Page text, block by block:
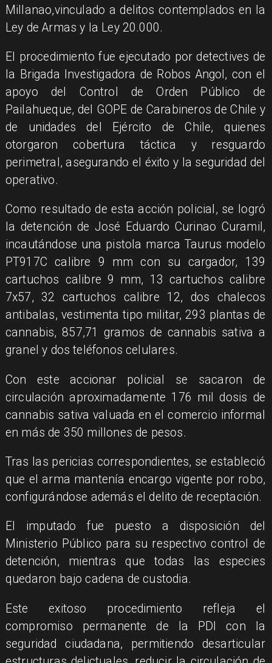
Millanao,vinculado a delitos contemplados en la
Ley de Armas y la Ley 20.000.
​El procedimiento fue ejecutado por detectives de
la Brigada Investigadora de Robos Angol, con el
apoyo del Control de Orden Público de
Pailahueque, del GOPE de Carabineros de Chile y
de unidades del Ejército de Chile, quienes
otorgaron cobertura táctica y resguardo
perimetral, asegurando el éxito y la seguridad del
operativo.
​Como resultado de esta acción policial, se logró
la detención de José Eduardo Curinao Curamil,
incautándose una pistola marca Taurus modelo
PT917C calibre 9 mm con su cargador, 139
cartuchos calibre 9 mm, 13 cartuchos calibre
7x57, 32 cartuchos calibre 12, dos chalecos
antibalas, vestimenta tipo militar, 293 plantas de
cannabis, 857,71 gramos de cannabis sativa a
granel y dos teléfonos celulares.
​Con este accionar policial se sacaron de
circulación aproximadamente 176 mil dosis de
cannabis sativa valuada en el comercio informal
en más de 350 millones de pesos.
​Tras las pericias correspondientes, se estableció
que el arma mantenía encargo vigente por robo,
configurándose además el delito de receptación.
​El imputado fue puesto a disposición del
Ministerio Público para su respectivo control de
detención, mientras que todas las especies
quedaron bajo cadena de custodia.
​Este exitoso procedimiento refleja el
compromiso permanente de la PDI con la
seguridad ciudadana, permitiendo desarticular